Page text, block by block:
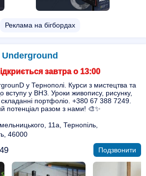
Реклама на бігбордах
завтра о 13:00
у Тернополі. Курси з мистецтва та
вступу у ВНЗ. Уроки живопису, рисунку,
портфоліо. +380 67 388 7249.
потенціал разом з нами! 🎨✨
11а, Тернопіль,
46000
Подзвонити